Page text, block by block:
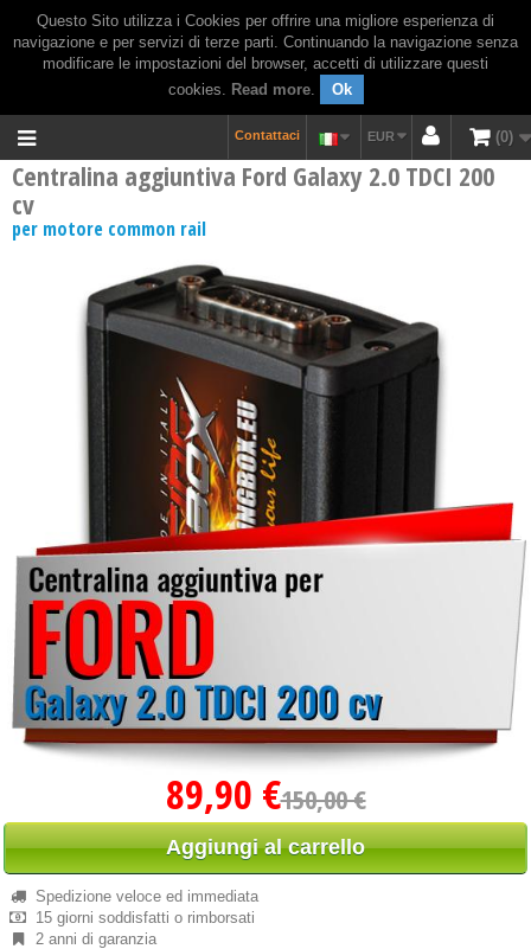
Questo Sito utilizza i Cookies per offrire una migliore esperienza di
navigazione e per servizi di terze parti. Continuando la navigazione senza
modificare le impostazioni del browser, accetti di utilizzare questi
cookies. Read more. Ok
0
EUR
Contattaci
Centralina aggiuntiva Ford Galaxy 2.0 TDCI 200
cv
per motore common rail
89,90 €150,00 €
Aggiungi al carrello
Spedizione veloce ed immediata
15 giorni soddisfatti o rimborsati
2 anni di garanzia